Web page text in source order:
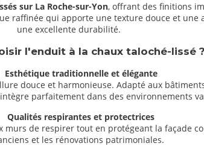
sur La Roche-sur-Yon, offrant des finitions
raffinée qui apporte une texture douce et
une excellente durabilité.
l'enduit à la chaux taloché-lissé
Esthétique traditionnelle et élégante
douce et harmonieuse. Adapté aux
parfaitement dans des environnements
Qualités respirantes et protectrices
de respirer tout en protégeant la façade
et les rénovations patrimoniales.